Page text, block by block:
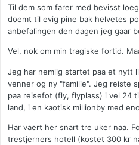
Til dem som farer med bevisst
doemt til evig pine bak helvetes
anbefalingen den dagen jeg gaar
Vel, nok om min tragiske fortid.
Jeg har nemlig startet paa et nytt
venner og ny "familie". Jeg reiste
paa reisefot (fly, flyplass) i vel 24
land, i en kaotisk millionby med
Har vaert her snart tre uker naa.
trestjerners hotell (kostet 300 kr